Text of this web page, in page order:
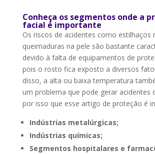
Conheça os segmentos onde a
facial é importante
Os riscos de acidentes como estilhaços
queimaduras na pele são bastante
devido à falta de equipamentos de
pois o rosto fica exposto a diversos
disso, a alta ou baixa temperatura
um problema que pode gerar acidentes
por isso que esse artigo de proteção é
Indústrias metalúrgicas;
Indústrias químicas;
Segmentos hospitalares e